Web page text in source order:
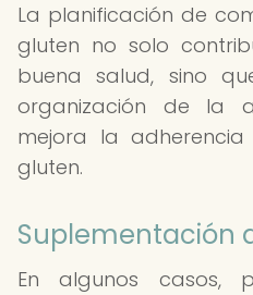
La planificación de
gluten no solo
buena salud, sino
organización de la
mejora la
gluten.
Suplementación
En algunos casos,